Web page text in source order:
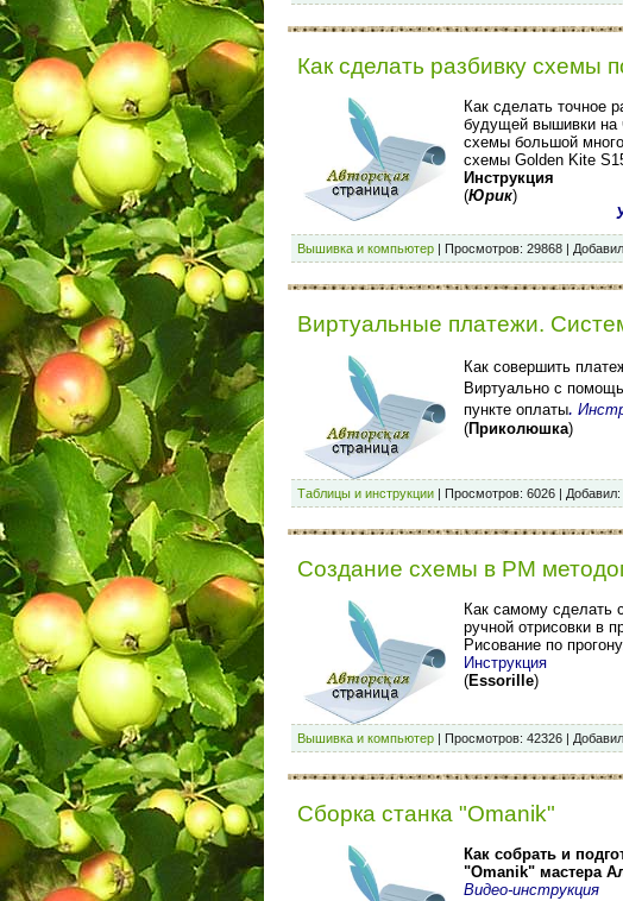
Как сделать разбивку схемы
Как сделать точное
будущей вышивки на
схемы большой
схемы Golden Kite
Инструкция
(Юрик)
Вышивка и компьютер | Просмотров: 29868 |
Виртуальные платежи.
Как совершить
Виртуально с
пункте оплаты.
(Приколюшка)
Таблицы и инструкции | Просмотров: 6026 | Добавил:
Создание схемы в РМ
Как самому сделать
ручной отрисовки в
Рисование по
Инструкция
(Essorille)
Вышивка и компьютер | Просмотров: 42326 |
Сборка станка "Оmanik"
Как собрать и
"Omanik" мастера
Видео-инструкция